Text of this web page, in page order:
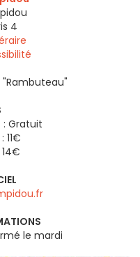
4
"Rambuteau"
: Gratuit
11€
le mardi